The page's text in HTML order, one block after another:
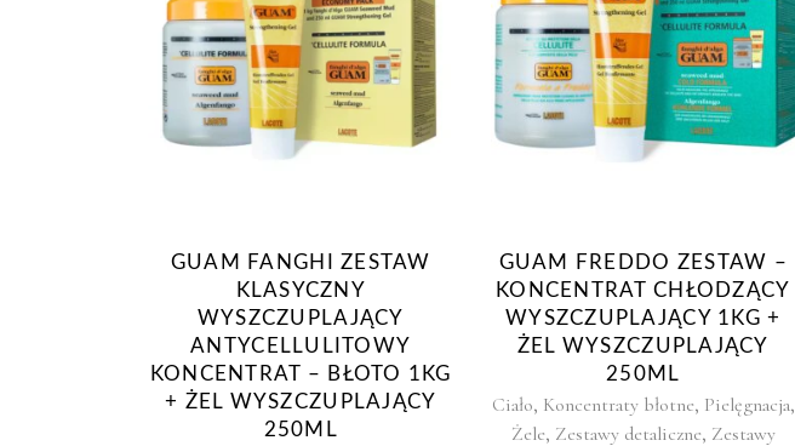
GUAM FANGHI ZESTAW
KLASYCZNY
WYSZCZUPLAJĄCY
ANTYCELLULITOWY
KONCENTRAT – BŁOTO 1KG
+ ŻEL WYSZCZUPLAJĄCY
250ML
GUAM FREDDO ZESTAW –
KONCENTRAT CHŁODZĄCY
WYSZCZUPLAJĄCY 1KG +
ŻEL WYSZCZUPLAJĄCY
250ML
Ciało, Koncentraty błotne, Pielęgnacja,
Żele, Zestawy detaliczne, Zestawy